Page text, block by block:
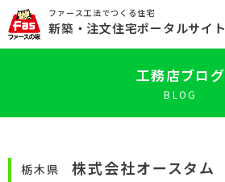
ファース工法でつくる住宅
新築 ・注文住宅ポータルサイト
工務店ブログ
BLOG
栃木県 株式会社オースタム